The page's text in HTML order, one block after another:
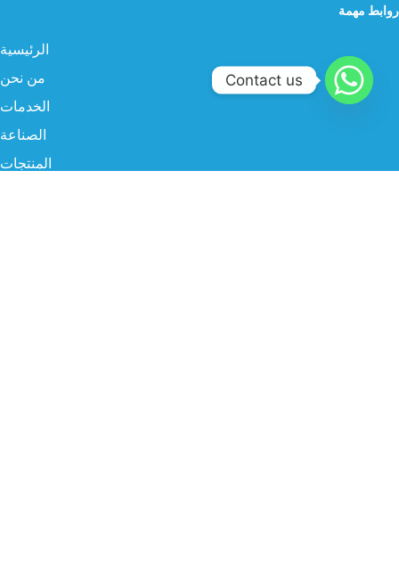
روابط مهمة
الرئيسية
من نحن
الخدمات
الصناعة
المنتجات
Contact us